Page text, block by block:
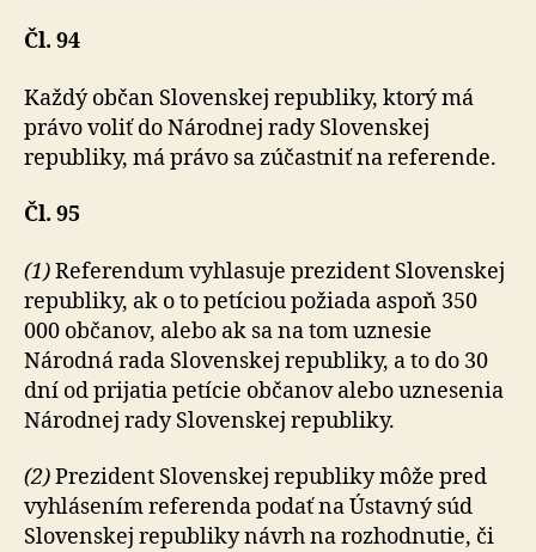
Čl. 94
Každý občan Slovenskej republiky, ktorý má
právo voliť do Národnej rady Slovenskej
republiky, má právo sa zú­čas­tniť na referende.
Čl. 95
(1)Referendum vyhlasuje prezident Slovenskej
republiky, ak o to petíciou požiada aspoň 350
000 občanov, alebo ak sa na tom uznesie
Národná rada Slovenskej republiky, a to do 30
dní od prijatia petície občanov alebo uznesenia
Národnej rady Slovenskej republiky.
(2)Prezident Slovenskej republiky môže pred
vyhlásením referenda podať na Ústavný súd
Slovenskej republiky návrh na rozhodnutie, či